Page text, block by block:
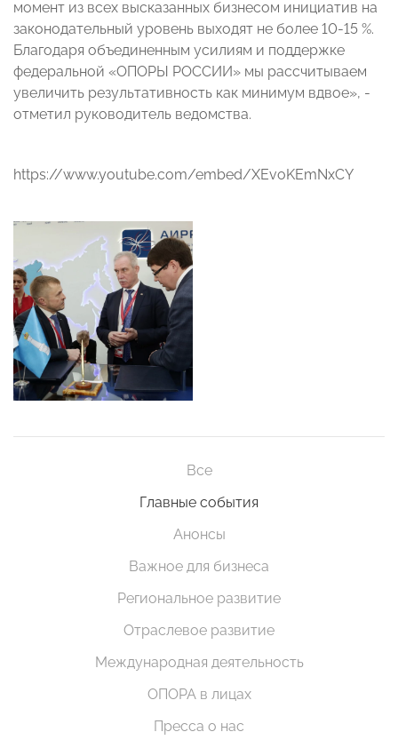
момент из всех высказанных бизнесом инициатив на
законодательный уровень выходят не более 10-15 %.
Благодаря объединенным усилиям и поддержке
федеральной «ОПОРЫ РОССИИ» мы рассчитываем
увеличить результативность как минимум вдвое», -
отметил руководитель ведомства.
https://www.youtube.com/embed/XEvoKEmNxCY
Все
Главные события
Анонсы
Важное для бизнеса
Региональное развитие
Отраслевое развитие
Международная деятельность
ОПОРА в лицах
Пресса о нас